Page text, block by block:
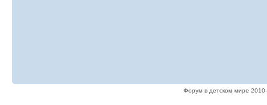
Форум в детском мире